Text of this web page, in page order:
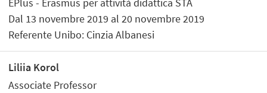
Dal 13 novembre 2019 al 20 novembre 2019
Referente Unibo: Cinzia Albanesi
Liliia Korol
Associate Professor